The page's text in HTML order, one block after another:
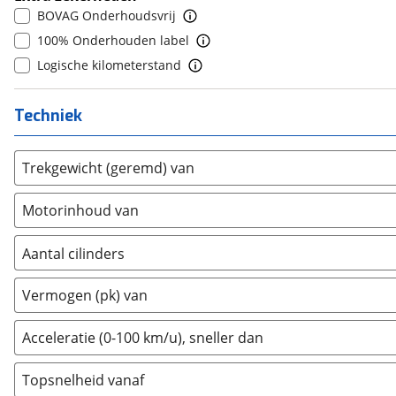
Daimler (0)
DFSK (8)
Dodge ( 65)
Dongfeng
Donkervoort
Estrima (0 )
Etalian (0)
Farizon (0)
Fiat (535)
Ford (1907)
Ford USA (0)
Geely (29 )
Genesis (6)
8 (0)
9 (0)
10+ (0)
BOVAG Onderhoudsvrij
100% Onderhouden label
Logische kilometerstand
Techniek
Trekgewicht (geremd) van
Motorinhoud van
Aantal cilinders
2 (0)
3 )
5 (0)
6 (0)
Vermogen (pk) van
Acceleratie (0-100 km/u), sneller dan
Topsnelheid vanaf